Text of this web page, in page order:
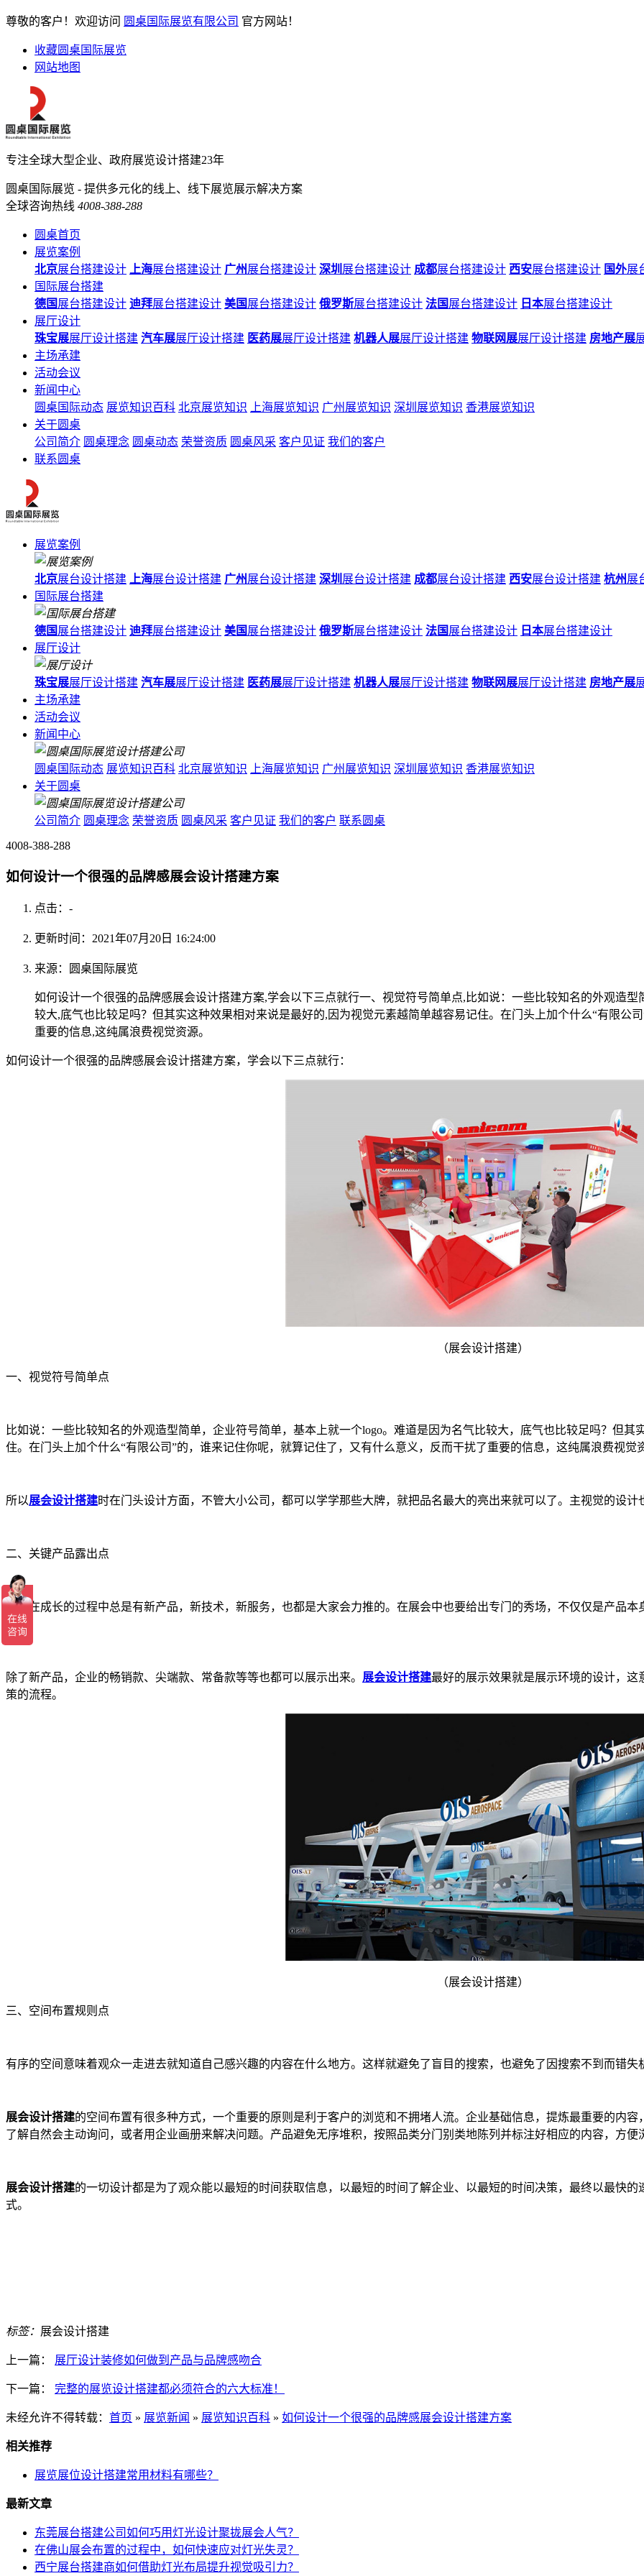
尊敬的客户！欢迎访问 圆桌国际展览有限公司 官方网站！
收藏圆桌国际展览
网站地图
专注全球大型企业、政府展览设计搭建23年
圆桌国际展览 - 提供多元化的线上、线下展览展示解决方案
全球咨询热线 4008-388-288
圆桌首页
展览案例
北京展台搭建设计 上海展台搭建设计 广州展台搭建设计 深圳 展台搭建设计 成都展台搭建设计 西安展台搭建设计 国外展
国际展台搭建
德国 展台搭建设计 迪拜展台搭建设计 美国 展台搭建设计 俄罗斯展台搭建设计 法国 展台搭建设计 日本展台搭建设计
展厅设计
珠宝展展厅设计搭建 汽车展展厅设计搭建 医药展展厅设计搭建 机器人展展厅设计搭建 物联网展展厅设计搭建 房地产展
主场承建
活动会议
新闻中心
圆桌国际动态 展览知识百科 北京展览知识 上海展览知识 广州展览知识 深圳展览知识 香港展览知识
关于圆桌
公司简介 圆桌理念 圆桌动态 荣誉资质 圆桌风采 客户见证 我们的客户
联系圆桌
展览案例
北京展台设计搭建 上海展台设计搭建 广州展台设计搭建 深圳 展台设计搭建 成都展台设计搭建 西安展台设计搭建 杭州展
国际展台搭建
德国 展台搭建设计 迪拜展台搭建设计 美国 展台搭建设计 俄罗斯展台搭建设计 法国 展台搭建设计 日本展台搭建设计
展厅设计
珠宝展展厅设计搭建 汽车展展厅设计搭建 医药展展厅设计搭建 机器人展展厅设计搭建 物联网展展厅设计搭建 房地产展
主场承建
活动会议
新闻中心
圆桌国际动态 展览知识百科 北京展览知识 上海展览知识 广州展览知识 深圳展览知识 香港展览知识
关于圆桌
公司简介 圆桌理念 荣誉资质 圆桌风采 客户见证 我们的客户 联系圆桌
4008-388-288
如何设计一个很强的品牌感展会设计搭建方案
点击： -
更新时间：2021年07月20日 16:24:00
来源：圆桌国际展览
如何设计一个很强的品牌感展会设计搭建方案,学会以下三点就行一、视觉符号简单点,比如说：一些比较知名的外观造
较大,底气也比较足吗？但其实这种效果相对来说是最好的,因为视觉元素越简单越容易记住。在门头上加个什么“有限公
重要的信息,这纯属浪费视觉资源。
如何设计一个很强的品牌感展会设计搭建方案，学会以下三点就行：
（展会设计搭建）
一、视觉符号简单点
比如说：一些比较知名的外观造型简单，企业符号简单，基本上就一个logo。难道是因为名气比较大，底气也比较足吗？但
住。在门头上加个什么“有限公司”的，谁来记住你呢，就算记住了，又有什么意义，反而干扰了重要的信息，这纯属浪费视觉
所以展会设计搭建时在门头设计方面，不管大小公司，都可以学学那些大牌，就把品名最大的亮出来就可以了。主视觉的设计
二、关键产品露出点
企业在成长的过程中总是有新产品，新技术，新服务，也都是大家会力推的。在展会中也要给出专门的秀场，不仅仅是产品
示。
除了新产品，企业的畅销款、尖端款、常备款等等也都可以展示出来。 展会设计搭建最好的展示效果就是展示环境的设计，
策的流程。
（展会设计搭建）
三、空间布置规则点
有序的空间意味着观众一走进去就知道自己感兴趣的内容在什么地方。这样就避免了盲目的搜索，也避免了因搜索不到而错失
展会设计搭建的空间布置有很多种方式，一个重要的原则是利于客户的浏览和不拥堵人流。企业基础信息，提炼最重要的内
了解自然会主动询问，或者用企业画册来解决问题。产品避免无序堆积，按照品类分门别类地陈列并标注好相应的内容，方便
展会设计搭建的一切设计都是为了观众能以最短的时间获取信息，以最短的时间了解企业、以最短的时间决策，最终以最快
式。
标签： 展会设计搭建
上一篇： 展厅设计装修如何做到产品与品牌感吻合
下一篇： 完整的展览设计搭建都必须符合的六大标准！
未经允许不得转载： 首页 » 展览新闻 » 展览知识百科 » 如何设计一个很强的品牌感展会设计搭建方案
相关推荐
展览展位设计搭建常用材料有哪些？
最新文章
东莞展台搭建公司如何巧用灯光设计聚拢展会人气？
在佛山展会布置的过程中，如何快速应对灯光失灵？
西宁展台搭建商如何借助灯光布局提升视觉吸引力？